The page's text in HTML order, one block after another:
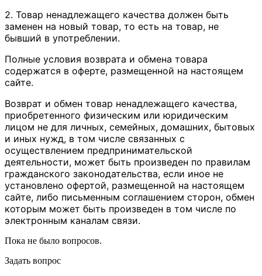
2. Товар ненадлежащего качества должен быть
заменен на новый товар, то есть на товар, не
бывший в употреблении.
Полные условия возврата и обмена товара
содержатся в оферте, размещенной на настоящем
сайте.
Возврат и обмен товар ненадлежащего качества,
приобретенного физическим или юридическим
лицом не для личных, семейных, домашних, бытовых
и иных нужд, в том числе связанных с
осуществлением предпринимательской
деятельности, может быть произведен по правилам
гражданского законодательства, если иное не
установлено офертой, размещенной на настоящем
сайте, либо письменным соглашением сторон, обмен
которым может быть произведен в том числе по
электронным каналам связи.
Пока не было вопросов.
Задать вопрос